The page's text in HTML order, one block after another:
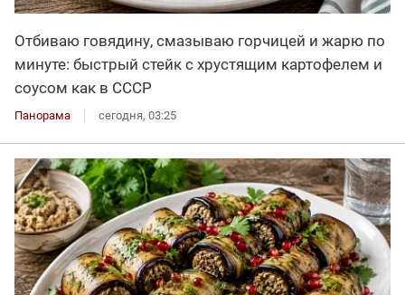
Отбиваю говядину, смазываю горчицей и жарю по
минуте: быстрый стейк с хрустящим картофелем и
соусом как в СССР
Панорама сегодня, 03:25